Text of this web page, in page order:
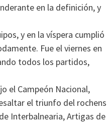
en la definición, y
y en la víspera cumplió
Fue el viernes en
todos los partidos,
el Campeón Nacional,
el triunfo del
Interbalnearia, Artigas de